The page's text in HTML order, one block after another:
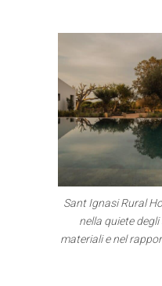
Sant Ignasi Rural
nella quiete
materiali e nel